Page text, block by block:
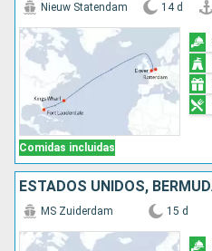
Comidas incluidas
Nieuw Statendam 14 d
MS Zuiderdam 15 d